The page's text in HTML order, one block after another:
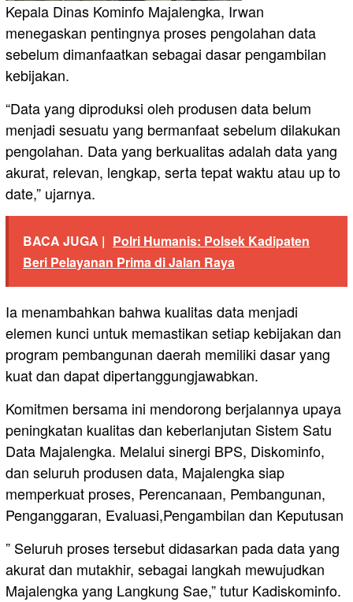
Kepala Dinas Kominfo Majalengka, Irwan
menegaskan pentingnya proses pengolahan data
sebelum dimanfaatkan sebagai dasar pengambilan
kebijakan.
“Data yang diproduksi oleh produsen data belum
menjadi sesuatu yang bermanfaat sebelum dilakukan
pengolahan. Data yang berkualitas adalah data yang
akurat, relevan, lengkap, serta tepat waktu atau up to
date,” ujarnya.
BACA JUGA | Polri Humanis: Polsek Kadipaten
Beri Pelayanan Prima di Jalan Raya
Ia menambahkan bahwa kualitas data menjadi
elemen kunci untuk memastikan setiap kebijakan dan
program pembangunan daerah memiliki dasar yang
kuat dan dapat dipertanggungjawabkan.
Komitmen bersama ini mendorong berjalannya upaya
peningkatan kualitas dan keberlanjutan Sistem Satu
Data Majalengka. Melalui sinergi BPS, Diskominfo,
dan seluruh produsen data, Majalengka siap
memperkuat proses, Perencanaan, Pembangunan,
Penganggaran, Evaluasi,Pengambilan dan Keputusan
” Seluruh proses tersebut didasarkan pada data yang
akurat dan mutakhir, sebagai langkah mewujudkan
Majalengka yang Langkung Sae,” tutur Kadiskominfo.